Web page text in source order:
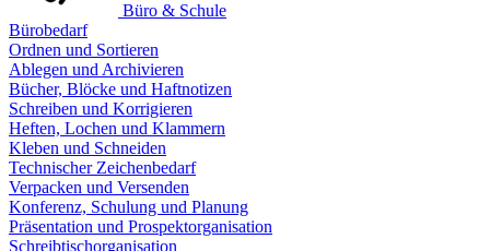
Büro & Schule
Bürobedarf
Ordnen und Sortieren
Ablegen und Archivieren
Bücher, Blöcke und Haftnotizen
Schreiben und Korrigieren
Heften, Lochen und Klammern
Kleben und Schneiden
Technischer Zeichenbedarf
Verpacken und Versenden
Konferenz, Schulung und Planung
Präsentation und Prospektorganisation
Schreibtischorganisation